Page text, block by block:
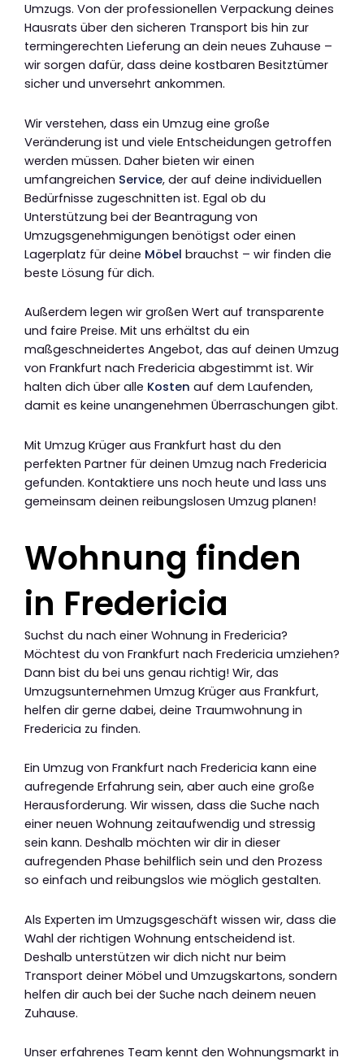
Umzugs. Von der professionellen Verpackung deines
Hausrats über den sicheren Transport bis hin zur
termingerechten Lieferung an dein neues Zuhause –
wir sorgen dafür, dass deine kostbaren Besitztümer
sicher und unversehrt ankommen.
Wir verstehen, dass ein Umzug eine große
Veränderung ist und viele Entscheidungen getroffen
werden müssen. Daher bieten wir einen
umfangreichen Service, der auf deine individuellen
Bedürfnisse zugeschnitten ist. Egal ob du
Unterstützung bei der Beantragung von
Umzugsgenehmigungen benötigst oder einen
Lagerplatz für deine Möbel brauchst – wir finden die
beste Lösung für dich.
Außerdem legen wir großen Wert auf transparente
und faire Preise. Mit uns erhältst du ein
maßgeschneidertes Angebot, das auf deinen Umzug
von Frankfurt nach Fredericia abgestimmt ist. Wir
halten dich über alle Kosten auf dem Laufenden,
damit es keine unangenehmen Überraschungen gibt.
Mit Umzug Krüger aus Frankfurt hast du den
perfekten Partner für deinen Umzug nach Fredericia
gefunden. Kontaktiere uns noch heute und lass uns
gemeinsam deinen reibungslosen Umzug planen!
Wohnung finden
in Fredericia
Suchst du nach einer Wohnung in Fredericia?
Möchtest du von Frankfurt nach Fredericia umziehen?
Dann bist du bei uns genau richtig! Wir, das
Umzugsunternehmen Umzug Krüger aus Frankfurt,
helfen dir gerne dabei, deine Traumwohnung in
Fredericia zu finden.
Ein Umzug von Frankfurt nach Fredericia kann eine
aufregende Erfahrung sein, aber auch eine große
Herausforderung. Wir wissen, dass die Suche nach
einer neuen Wohnung zeitaufwendig und stressig
sein kann. Deshalb möchten wir dir in dieser
aufregenden Phase behilflich sein und den Prozess
so einfach und reibungslos wie möglich gestalten.
Als Experten im Umzugsgeschäft wissen wir, dass die
Wahl der richtigen Wohnung entscheidend ist.
Deshalb unterstützen wir dich nicht nur beim
Transport deiner Möbel und Umzugskartons, sondern
helfen dir auch bei der Suche nach deinem neuen
Zuhause.
Unser erfahrenes Team kennt den Wohnungsmarkt in